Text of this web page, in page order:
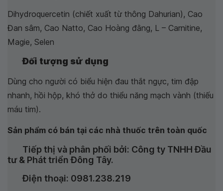
Dihydroquercetin (chiết xuất từ thông Dahurian), Cao
Đan sâm, Cao Natto, Cao Hoàng đằng, L – Carnitine,
Magie, Selen
Đối tượng sử dụng
Dùng cho người có biểu hiện đau thắt ngực, tim đập
nhanh, hồi hộp, khó thở do thiểu năng mạch vành (thiếu
máu tim).
Sản phẩm có bán tại các nhà thuốc trên toàn quốc
Tiếp thị và phân phối bởi: Công ty TNHH Đầu
tư & Phát triển Đông Tây.
Điện thoại: 0981.238.219